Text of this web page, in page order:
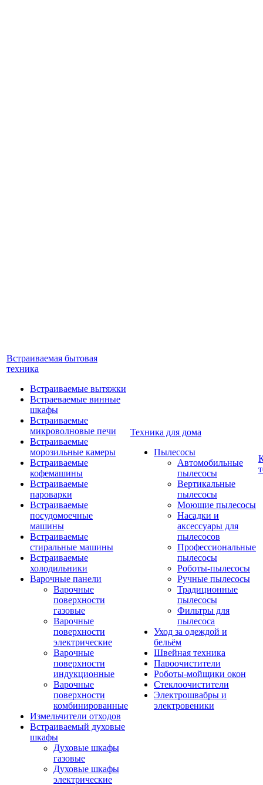
Встраиваемая бытовая
техника
Встраиваемые вытяжки
Встраеваемые винные
шкафы
Встраиваемые
микроволновые печи
Встраиваемые
морозильные камеры
Встраиваемые
кофемашины
Встраиваемые
пароварки
Встраиваемые
посудомоечные
машины
Встраиваемые
стиральные машины
Встраиваемые
холодильники
Варочные панели
Варочные
поверхности
газовые
Варочные
поверхности
электрические
Варочные
поверхности
индукционные
Варочные
поверхности
комбинированные
Измельчители отходов
Встраиваемый духовые
шкафы
Духовые шкафы
газовые
Духовые шкафы
электрические
Техника для дома
Пылесосы
Автомобильные
пылесосы
Вертикальные
пылесосы
Моющие пылесосы
Насадки и
аксессуары для
пылесосов
Профессиональные
пылесосы
Роботы-пылесосы
Ручные пылесосы
Традиционные
пылесосы
Фильтры для
пылесоса
Уход за одеждой и
бельём
Швейная техника
Пароочистители
Роботы-мойщики окон
Стеклоочистители
Электрошвабры и
электровеники